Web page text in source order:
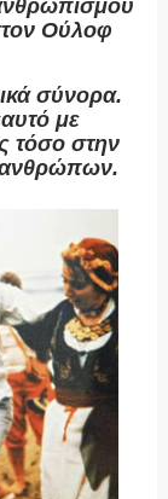
Ούλοφ
σύνορα.
με
τόσο στην
ανθρώπων.